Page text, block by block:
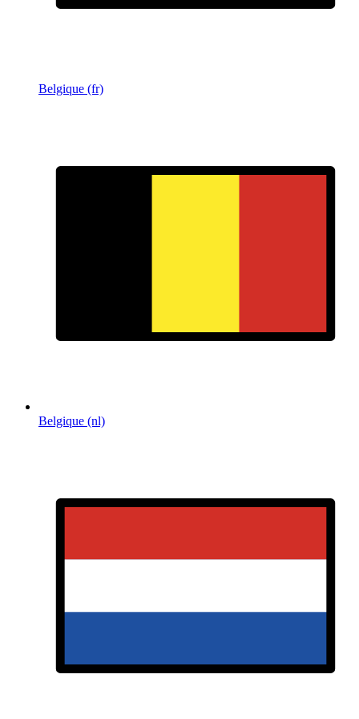
Belgique (fr)
Belgique (nl)